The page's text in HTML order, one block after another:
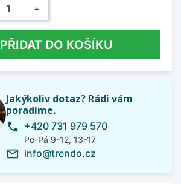
+
PŘIDAT DO KOŠÍKU
Jakýkoliv dotaz? Rádi vám
poradíme.
phone +420 731 979 570
Po-Pá 9-12, 13-17
mail_outline info@trendo.cz